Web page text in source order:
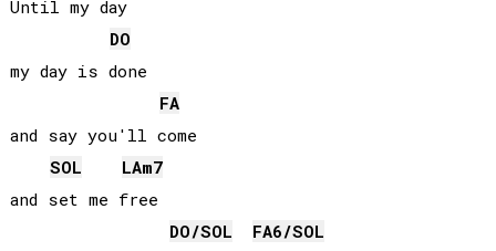
Until my day
DO
my day is done
FA
and say you'll come
SOL
LAm7
and set me free
DO/SOL FA6/SOL